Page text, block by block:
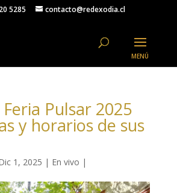
5285 contacto@redexodia.cl
Pulsar 2025
y horarios de sus
1, 2025 | En vivo |